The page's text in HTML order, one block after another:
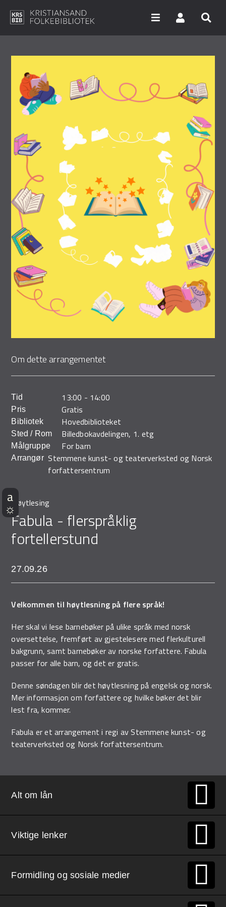
Arrangementer
Bibliotekene
Nyheter
Vi tilbyr
UNG
Om dette arrangementet
Tid 13:00 - 14:00
Pris Gratis
Bibliotek Hovedbiblioteket
Sted / Rom Billedbokavdelingen, 1. etg
Målgruppe For barn
Arrangør Stemmene kunst- og teaterverksted og Norsk
forfattersentrum
Høytlesing
Fabula - flerspråklig
fortellerstund
27.09.26
Velkommen til høytlesning på flere språk!
Her skal vi lese barnebøker på ulike språk med norsk
oversettelse, fremført av gjestelesere med flerkulturell
bakgrunn, samt barnebøker av norske forfattere. Fabula
passer for alle barn, og det er gratis.
Denne søndagen blir det høytlesning på engelsk og norsk.
Mer informasjon om forfattere og hvilke bøker det blir
lest fra, kommer.
Fabula er et arrangement i regi av Stemmene kunst- og
teaterverksted og Norsk forfattersentrum.
Alt om lån
Viktige lenker
Formidling og sosiale medier